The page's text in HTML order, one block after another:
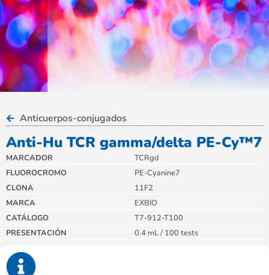
Anticuerpos-conjugados
Anti-Hu TCR gamma/delta PE-Cy™7
MARCADOR
TCRgd
FLUOROCROMO
PE-Cyanine7
CLONA
11F2
MARCA
EXBIO
CATÁLOGO
T7-912-T100
PRESENTACIÓN
0.4 mL / 100 tests